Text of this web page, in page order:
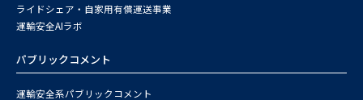
ライドシェア・自家用有償運送事業
運輸安全AIラボ
パブリックコメント
運輸安全系パブリックコメント